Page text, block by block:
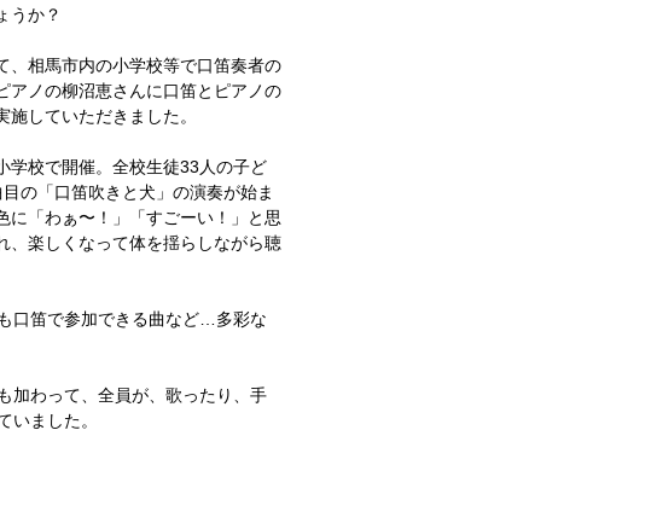
うか？
、相馬市内の小学校等で口笛奏者の
アノの柳沼恵さんに口笛とピアノの
施していただきました。
学校で開催。全校生徒33人の子ど
の「口笛吹きと犬」の演奏が始ま
に「わぁ〜！」「すごーい！」と思
、楽しくなって体を揺らしながら聴
口笛で参加できる曲など…多彩な
加わって、全員が、歌ったり、手
ました。